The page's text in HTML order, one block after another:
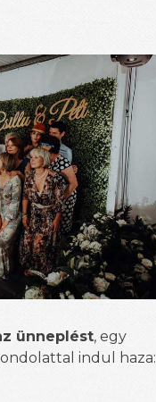
ünneplést, egy
indul haza: